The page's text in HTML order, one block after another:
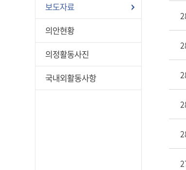
보도자료
의안현황
의정활동사진
국내외활동사항